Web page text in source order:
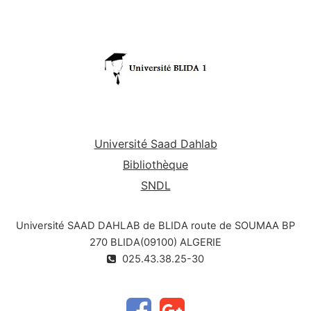
Université Saad Dahlab
Bibliothèque
SNDL
Université SAAD DAHLAB de BLIDA route de SOUMAA BP
270 BLIDA(09100) ALGERIE
025.43.38.25-30